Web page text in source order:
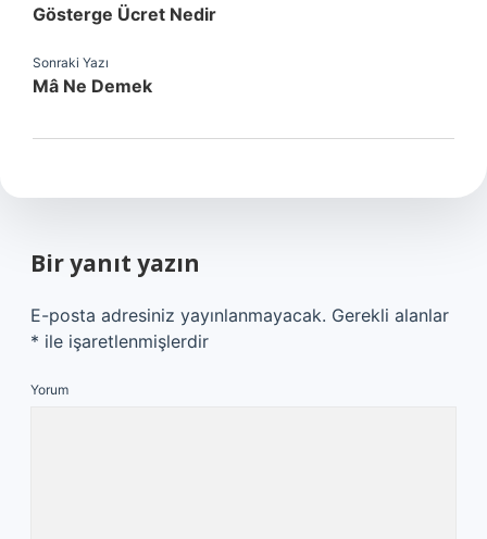
Gösterge Ücret Nedir
Sonraki Yazı
Mâ Ne Demek
Bir yanıt yazın
E-posta adresiniz yayınlanmayacak. Gerekli alanlar
* ile işaretlenmişlerdir
Yorum